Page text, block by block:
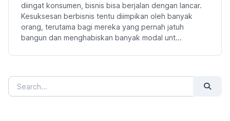
diingat konsumen, bisnis bisa berjalan dengan lancar.
Kesuksesan berbisnis tentu diimpikan oleh banyak
orang, terutama bagi mereka yang pernah jatuh
bangun dan menghabiskan banyak modal unt...